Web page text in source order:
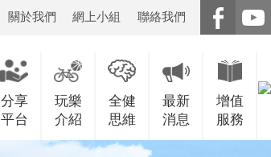
關於我們 網上小組 聯絡我們
分享
平台
玩樂
介紹
全健
思維
最新
消息
增值
服務